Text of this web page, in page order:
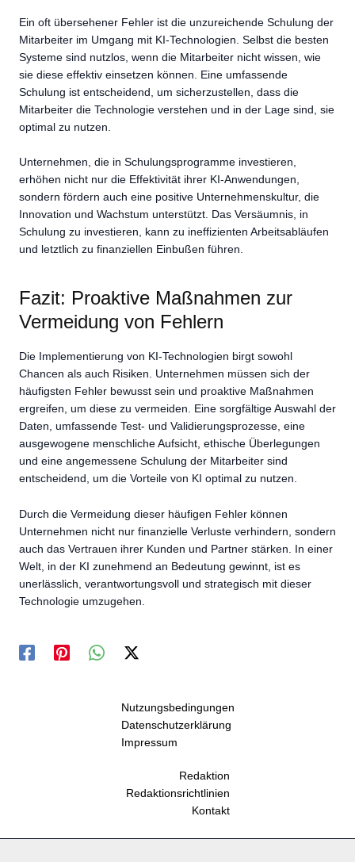
Ein oft übersehener Fehler ist die unzureichende Schulung der
Mitarbeiter im Umgang mit KI-Technologien. Selbst die besten
Systeme sind nutzlos, wenn die Mitarbeiter nicht wissen, wie
sie diese effektiv einsetzen können. Eine umfassende
Schulung ist entscheidend, um sicherzustellen, dass die
Mitarbeiter die Technologie verstehen und in der Lage sind, sie
optimal zu nutzen.
Unternehmen, die in Schulungsprogramme investieren,
erhöhen nicht nur die Effektivität ihrer KI-Anwendungen,
sondern fördern auch eine positive Unternehmenskultur, die
Innovation und Wachstum unterstützt. Das Versäumnis, in
Schulung zu investieren, kann zu ineffizienten Arbeitsabläufen
und letztlich zu finanziellen Einbußen führen.
Fazit: Proaktive Maßnahmen zur
Vermeidung von Fehlern
Die Implementierung von KI-Technologien birgt sowohl
Chancen als auch Risiken. Unternehmen müssen sich der
häufigsten Fehler bewusst sein und proaktive Maßnahmen
ergreifen, um diese zu vermeiden. Eine sorgfältige Auswahl der
Daten, umfassende Test- und Validierungsprozesse, eine
ausgewogene menschliche Aufsicht, ethische Überlegungen
und eine angemessene Schulung der Mitarbeiter sind
entscheidend, um die Vorteile von KI optimal zu nutzen.
Durch die Vermeidung dieser häufigen Fehler können
Unternehmen nicht nur finanzielle Verluste verhindern, sondern
auch das Vertrauen ihrer Kunden und Partner stärken. In einer
Welt, in der KI zunehmend an Bedeutung gewinnt, ist es
unerlässlich, verantwortungsvoll und strategisch mit dieser
Technologie umzugehen.
Nutzungsbedingungen
Datenschutzerklärung
Impressum
Redaktion
Redaktionsrichtlinien
Kontakt